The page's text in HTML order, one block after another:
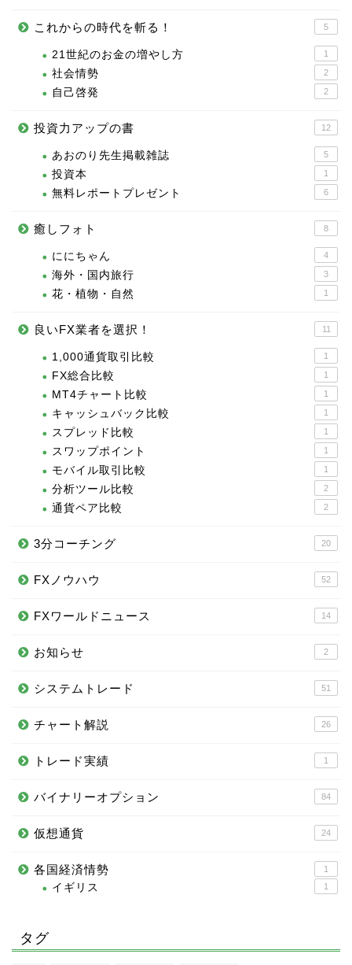
これからの時代を斬る！ 5
21世紀のお金の増やし方 1
社会情勢 2
自己啓発 2
投資力アップの書 12
あおのり先生掲載雑誌 5
投資本 1
無料レポートプレゼント 6
癒しフォト 8
ににちゃん 4
海外・国内旅行 3
花・植物・自然 1
良いFX業者を選択！ 11
1,000通貨取引比較 1
FX総合比較 1
MT4チャート比較 1
キャッシュバック比較 1
スプレッド比較 1
スワップポイント 1
モバイル取引比較 1
分析ツール比較 2
通貨ペア比較 2
3分コーチング 20
FXノウハウ 52
FXワールドニュース 14
お知らせ 2
システムトレード 51
チャート解説 26
トレード実績 1
バイナリーオプション 84
仮想通貨 24
各国経済情勢 1
イギリス 1
タグ